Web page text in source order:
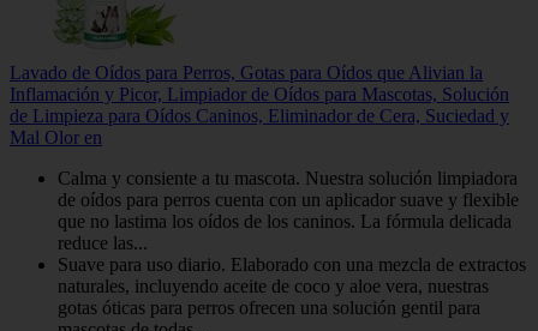
Lavado de Oídos para Perros, Gotas para Oídos que Alivian la
Inflamación y Picor, Limpiador de Oídos para Mascotas, Solución
de Limpieza para Oídos Caninos, Eliminador de Cera, Suciedad y
Mal Olor en
Calma y consiente a tu mascota. Nuestra solución limpiadora
de oídos para perros cuenta con un aplicador suave y flexible
que no lastima los oídos de los caninos. La fórmula delicada
reduce las...
Suave para uso diario. Elaborado con una mezcla de extractos
naturales, incluyendo aceite de coco y aloe vera, nuestras
gotas óticas para perros ofrecen una solución gentil para